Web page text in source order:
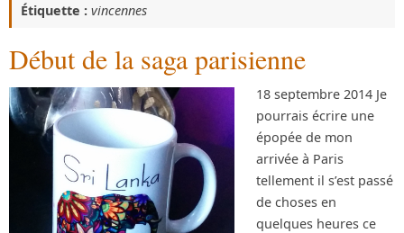
Étiquette : vincennes
Début de la saga parisienne
18 septembre 2014 Je
pourrais écrire une
épopée de mon
arrivée à Paris
tellement il s’est passé
de choses en
quelques heures ce